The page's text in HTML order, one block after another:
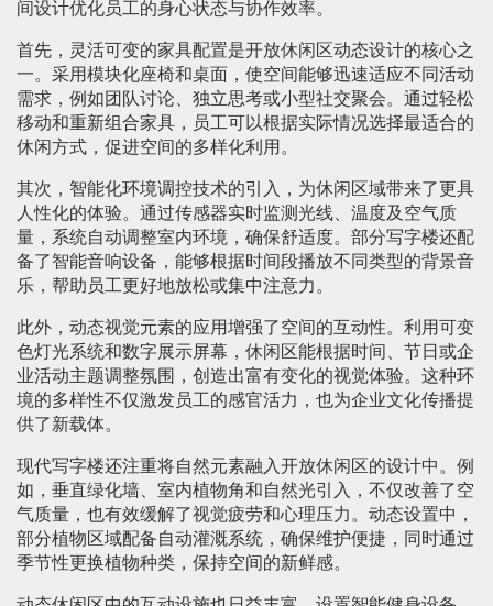
间设计优化员工的身心状态与协作效率。
首先，灵活可变的家具配置是开放休闲区动态设计的核心之
一。采用模块化座椅和桌面，使空间能够迅速适应不同活动
需求，例如团队讨论、独立思考或小型社交聚会。通过轻松
移动和重新组合家具，员工可以根据实际情况选择最适合的
休闲方式，促进空间的多样化利用。
其次，智能化环境调控技术的引入，为休闲区域带来了更具
人性化的体验。通过传感器实时监测光线、温度及空气质
量，系统自动调整室内环境，确保舒适度。部分写字楼还配
备了智能音响设备，能够根据时间段播放不同类型的背景音
乐，帮助员工更好地放松或集中注意力。
此外，动态视觉元素的应用增强了空间的互动性。利用可变
色灯光系统和数字展示屏幕，休闲区能根据时间、节日或企
业活动主题调整氛围，创造出富有变化的视觉体验。这种环
境的多样性不仅激发员工的感官活力，也为企业文化传播提
供了新载体。
现代写字楼还注重将自然元素融入开放休闲区的设计中。例
如，垂直绿化墙、室内植物角和自然光引入，不仅改善了空
气质量，也有效缓解了视觉疲劳和心理压力。动态设置中，
部分植物区域配备自动灌溉系统，确保维护便捷，同时通过
季节性更换植物种类，保持空间的新鲜感。